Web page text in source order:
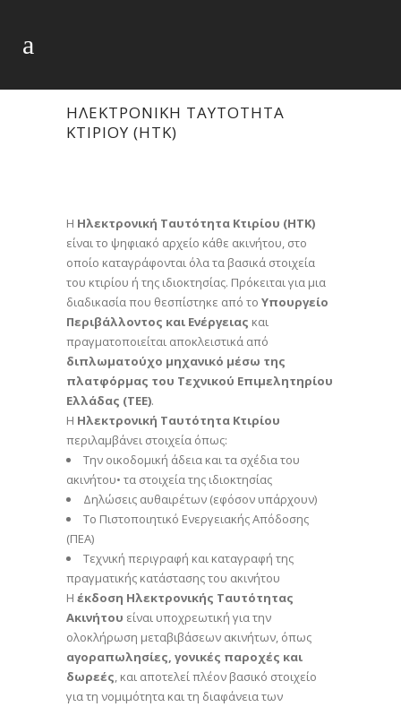
ΗΛΕΚΤΡΟΝΙΚΗ ΤΑΥΤΟΤΗΤΑ
ΚΤΙΡΙΟΥ (ΗΤΚ)
Η Ηλεκτρονική Ταυτότητα Κτιρίου (ΗΤΚ)
είναι το ψηφιακό αρχείο κάθε ακινήτου, στο
οποίο καταγράφονται όλα τα βασικά στοιχεία
του κτιρίου ή της ιδιοκτησίας. Πρόκειται για μια
διαδικασία που θεσπίστηκε από το Υπουργείο
Περιβάλλοντος και Ενέργειας και
πραγματοποιείται αποκλειστικά από
διπλωματούχο μηχανικό μέσω της
πλατφόρμας του Τεχνικού Επιμελητηρίου
Ελλάδας (ΤΕΕ).
Η Ηλεκτρονική Ταυτότητα Κτιρίου
περιλαμβάνει στοιχεία όπως:
Την οικοδομική άδεια και τα σχέδια του
ακινήτου• τα στοιχεία της ιδιοκτησίας
Δηλώσεις αυθαιρέτων (εφόσον υπάρχουν)
Το Πιστοποιητικό Ενεργειακής Απόδοσης
(ΠΕΑ)
Τεχνική περιγραφή και καταγραφή της
πραγματικής κατάστασης του ακινήτου
Η έκδοση Ηλεκτρονικής Ταυτότητας
Ακινήτου είναι υποχρεωτική για την
ολοκλήρωση μεταβιβάσεων ακινήτων, όπως
αγοραπωλησίες, γονικές παροχές και
δωρεές, και αποτελεί πλέον βασικό στοιχείο
για τη νομιμότητα και τη διαφάνεια των